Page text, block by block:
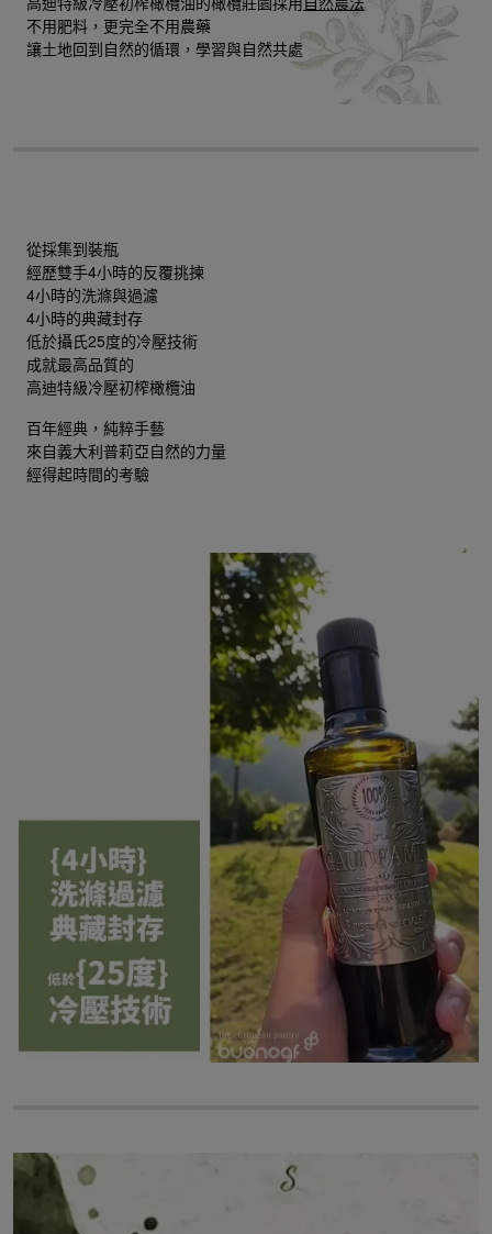
不用肥料，更完全不用農藥
讓土地回到自然的循環，學習與自然共處
從採集到裝瓶
經歷雙手4小時的反覆挑揀
4小時的洗滌與過濾
4小時的典藏封存
低於攝氏25度的冷壓技術
成就最高品質的
高迪特級冷壓初榨橄欖油
百年經典，純粹手藝
來自義大利普莉亞自然的力量
經得起時間的考驗